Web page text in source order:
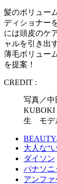
髪のボリュー
ディショナー
には頭皮のケ
ャルを引き出
薄毛ボリュー
を提案！
CREDIT :
写真／
KUBOKI
生 モデ
大人な“
ダイソン
パナソニ
アンファ